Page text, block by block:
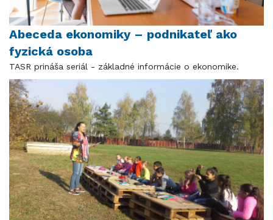
Abeceda ekonomiky – podnikateľ ako
fyzická osoba
TASR prináša seriál - základné informácie o ekonomike.